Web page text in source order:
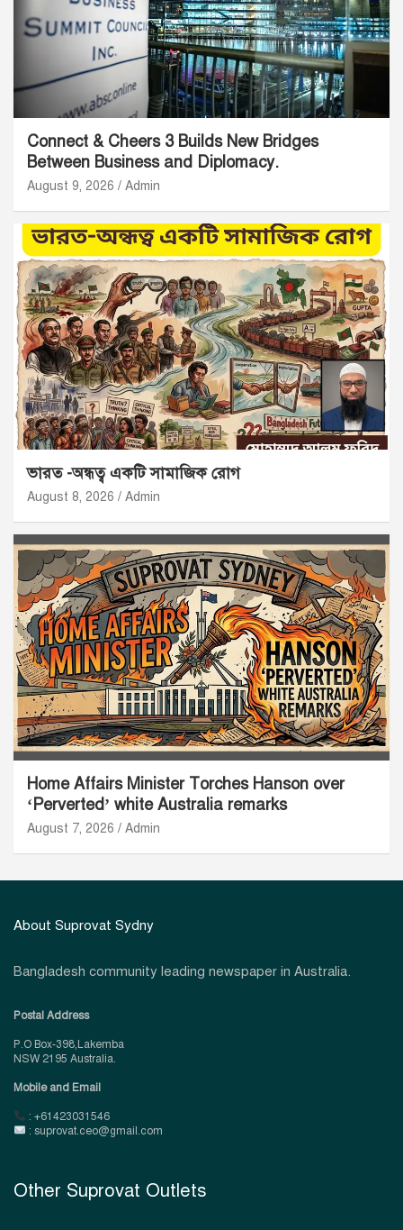
Connect & Cheers 3 Builds New Bridges
Between Business and Diplomacy.
August 9, 2026 Admin
ভারত -অন্ধত্ব একটি সামাজিক রোগ
August 8, 2026 Admin
Home Affairs Minister Torches Hanson over
‘Perverted’ white Australia remarks
August 7, 2026 Admin
About Suprovat Sydny
Bangladesh community leading newspaper in Australia.
Postal Address
P.O Box-398,Lakemba
NSW 2195 Australia.
Mobile and Email
: +61423031546
: suprovat.ceo@gmail.com
Other Suprovat Outlets